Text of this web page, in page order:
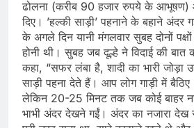
ढोलना (करीब 90 हजार रुपये के आभूषण)
दिए। ​’हल्की साड़ी’ पहनाने के बहाने अंदर
के अगले दिन यानी मंगलवार सुबह दोनों
होनी थी। सुबह जब दूल्हे ने विदाई की बात
कहा, “सफर लंबा है, शादी का भारी जोड़ा
साड़ी पहना देते हैं। आप लोग गाड़ी में
लेकिन 20-25 मिनट तक जब कोई बाहर
भाभी अंदर देखने गईं। अंदर का नजारा